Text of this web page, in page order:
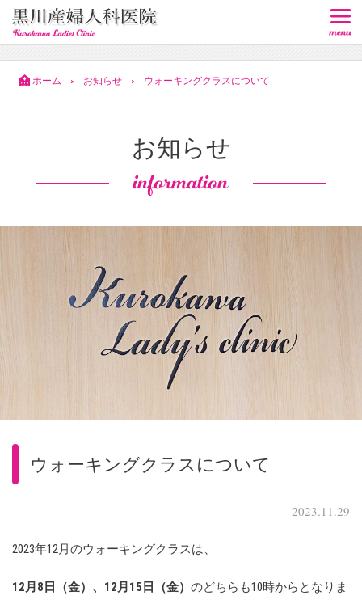
ホーム > お知らせ > ウォーキングクラスについて
お知らせ
information
ウォーキングクラスについて
2023.11.29
2023年12月のウォーキングクラスは、
12月8日（金）、12月15日（金） のどちらも10時からとなりま